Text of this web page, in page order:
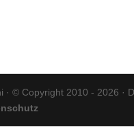
· © Copyright 2010 - 2026 ·